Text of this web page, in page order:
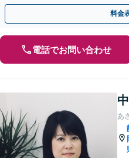
話相談可】
料金
電話でお問い合わせ
あ